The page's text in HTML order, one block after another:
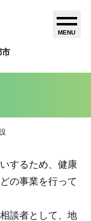
市
MENU
するため、健康
の事業を行って
談者として、地